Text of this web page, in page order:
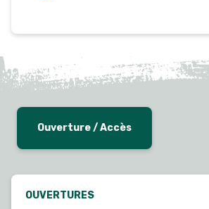
Ouverture / Accès
OUVERTURES